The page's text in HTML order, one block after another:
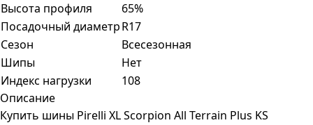
Высота профиля
65%
Посадочный диаметрR17
Сезон
Всесезонная
Шипы
Нет
Индекс нагрузки
108
Описание
Купить шины Pirelli XL Scorpion All Terrain Plus KS